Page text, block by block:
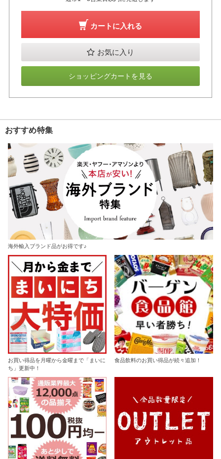
カートに入れる
お気に入り
ショッピングカートを見る
おすすめ特集
海外輸入ブランド品がお得です♪
お買い得品を月曜から金曜まで「まいに
ち」更新中！
食品飲料のお買い得品が続々追加！